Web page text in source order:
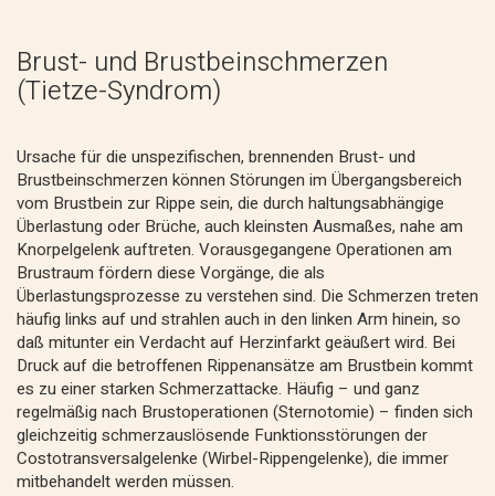
Brust- und Brustbeinschmerzen
(Tietze-Syndrom)
Ursache für die unspezifischen, brennenden Brust- und
Brustbeinschmerzen können Störungen im Übergangsbereich
vom Brustbein zur Rippe sein, die durch haltungsabhängige
Überlastung oder Brüche, auch kleinsten Ausmaßes, nahe am
Knorpelgelenk auftreten. Vorausgegangene Operationen am
Brustraum fördern diese Vorgänge, die als
Überlastungsprozesse zu verstehen sind. Die Schmerzen treten
häufig links auf und strahlen auch in den linken Arm hinein, so
daß mitunter ein Verdacht auf Herzinfarkt geäußert wird. Bei
Druck auf die betroffenen Rippenansätze am Brustbein kommt
es zu einer starken Schmerzattacke. Häufig – und ganz
regelmäßig nach Brustoperationen (Sternotomie) – finden sich
gleichzeitig schmerzauslösende Funktionsstörungen der
Costotransversalgelenke (Wirbel-Rippengelenke), die immer
mitbehandelt werden müssen.